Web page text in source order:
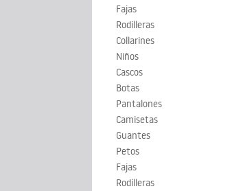
Fajas
Rodilleras
Collarines
Niños
Cascos
Botas
Pantalones
Camisetas
Guantes
Petos
Fajas
Rodilleras